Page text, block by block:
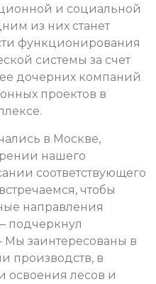
и социальной
из них станет
функционирования
системы за счет
дочерних компаний
проектов в
в Москве,
нашего
соответствующего
чтобы
направления
подчеркнул
Мы заинтересованы в
производств, в
освоения лесов и